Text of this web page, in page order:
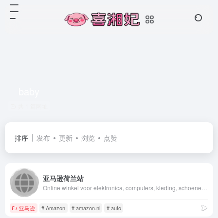
排序 发布 更新 浏览 点赞
亚马逊荷兰站
亚马逊 # Amazon # amazon.nl # auto